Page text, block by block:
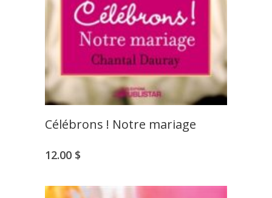
Célébrons ! Notre mariage
12.00 $